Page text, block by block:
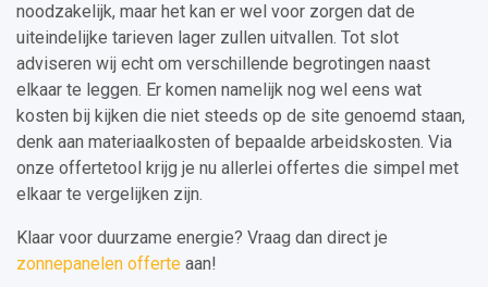
noodzakelijk, maar het kan er wel voor zorgen dat de
uiteindelijke tarieven lager zullen uitvallen. Tot slot
adviseren wij echt om verschillende begrotingen naast
elkaar te leggen. Er komen namelijk nog wel eens wat
kosten bij kijken die niet steeds op de site genoemd staan,
denk aan materiaalkosten of bepaalde arbeidskosten. Via
onze offertetool krijg je nu allerlei offertes die simpel met
elkaar te vergelijken zijn.
Klaar voor duurzame energie? Vraag dan direct je
zonnepanelen offerte aan!